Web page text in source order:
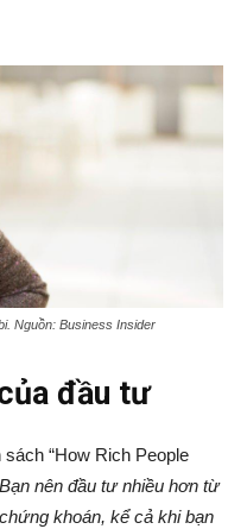
Nguồn: Business Insider
đầu tư
“How Rich People
nên đầu tư nhiều hơn từ
khoán, kể cả khi bạn